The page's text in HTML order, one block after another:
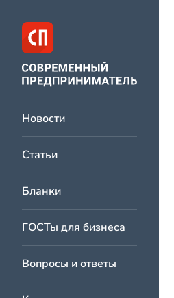
Новости
Статьи
Бланки
ГОСТы для бизнеса
Вопросы и ответы